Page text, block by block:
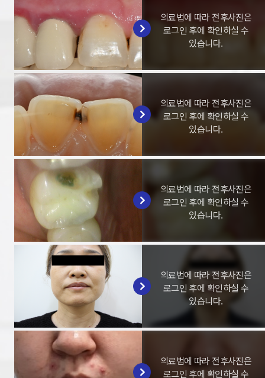
의료법에 따라 전후사진은
로그인 후에 확인하실 수
있습니다.
의료법에 따라 전후사진은
로그인 후에 확인하실 수
있습니다.
의료법에 따라 전후사진은
로그인 후에 확인하실 수
있습니다.
의료법에 따라 전후사진은
로그인 후에 확인하실 수
있습니다.
의료법에 따라 전후사진은
로그인 후에 확인하실 수